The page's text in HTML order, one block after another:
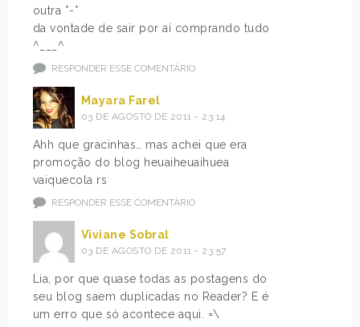
outra *-*
da vontade de sair por aí comprando tudo
^___^
RESPONDER ESSE COMENTÁRIO
Mayara Farel
03 DE AGOSTO DE 2011 - 23:14
Ahh que gracinhas… mas achei que era
promoção do blog heuaiheuaihuea
vaiquecola rs
RESPONDER ESSE COMENTÁRIO
Viviane Sobral
03 DE AGOSTO DE 2011 - 23:57
Lia, por que quase todas as postagens do
seu blog saem duplicadas no Reader? E é
um erro que só acontece aqui. =\